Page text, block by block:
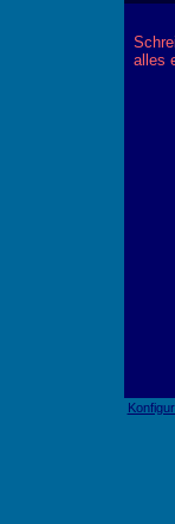
alles